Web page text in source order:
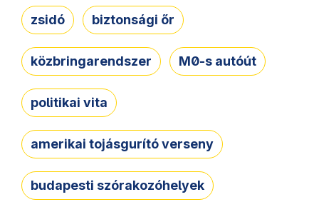
zsidó biztonsági őr
közbringarendszer M0-s autóút
politikai vita
amerikai tojásgurító verseny
budapesti szórakozóhelyek